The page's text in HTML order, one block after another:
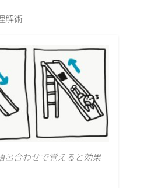
解術
呂合わせで覚えると効果